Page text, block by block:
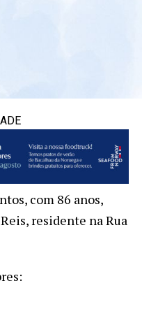
com 86 anos,
residente na Rua